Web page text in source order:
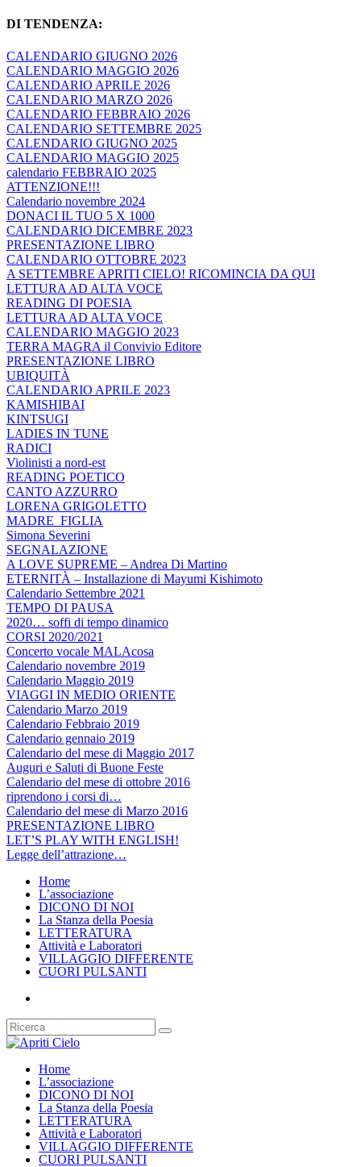
DI TENDENZA:
CALENDARIO GIUGNO 2026
CALENDARIO MAGGIO 2026
CALENDARIO APRILE 2026
CALENDARIO MARZO 2026
CALENDARIO FEBBRAIO 2026
CALENDARIO SETTEMBRE 2025
CALENDARIO GIUGNO 2025
CALENDARIO MAGGIO 2025
calendario FEBBRAIO 2025
ATTENZIONE!!!
Calendario novembre 2024
DONACI IL TUO 5 X 1000
CALENDARIO DICEMBRE 2023
PRESENTAZIONE LIBRO
CALENDARIO OTTOBRE 2023
A SETTEMBRE APRITI CIELO! RICOMINCIA DA QUI
LETTURA AD ALTA VOCE
READING DI POESIA
LETTURA AD ALTA VOCE
CALENDARIO MAGGIO 2023
TERRA MAGRA il Convivio Editore
PRESENTAZIONE LIBRO
UBIQUITÀ
CALENDARIO APRILE 2023
KAMISHIBAI
KINTSUGI
LADIES IN TUNE
RADICI
Violinisti a nord-est
READING POETICO
CANTO AZZURRO
LORENA GRIGOLETTO
MADRE_FIGLIA
Simona Severini
SEGNALAZIONE
A LOVE SUPREME – Andrea Di Martino
ETERNITÀ – Installazione di Mayumi Kishimoto
Calendario Settembre 2021
TEMPO DI PAUSA
2020… soffi di tempo dinamico
CORSI 2020/2021
Concerto vocale MALAcosa
Calendario novembre 2019
Calendario Maggio 2019
VIAGGI IN MEDIO ORIENTE
Calendario Marzo 2019
Calendario Febbraio 2019
Calendario gennaio 2019
Calendario del mese di Maggio 2017
Auguri e Saluti di Buone Feste
Calendario del mese di ottobre 2016
riprendono i corsi di…
Calendario del mese di Marzo 2016
PRESENTAZIONE LIBRO
LET’S PLAY WITH ENGLISH!
Legge dell’attrazione…
Home
L’associazione
DICONO DI NOI
La Stanza della Poesia
LETTERATURA
Attività e Laboratori
VILLAGGIO DIFFERENTE
CUORI PULSANTI
Home
L’associazione
DICONO DI NOI
La Stanza della Poesia
LETTERATURA
Attività e Laboratori
VILLAGGIO DIFFERENTE
CUORI PULSANTI